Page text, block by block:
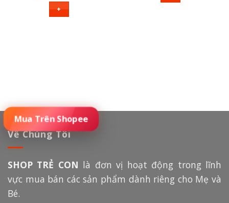
Đặt Mua Sản Phẩm
+
Về Chúng Tôi
SHOP TRẺ CON là đơn vị hoạt động trong lĩnh
vực mua bán các sản phẩm dành riêng cho Mẹ và
Bé.